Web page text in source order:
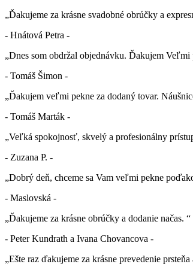
„Ďakujeme za krásne svadobné obrúčky a
- Hnátová Petra -
„Dnes som obdržal objednávku. Ďakujem Veľmi
- Tomáš Šimon -
„Ďakujem veľmi pekne za dodaný tovar.
- Tomáš Marták -
„Veľká spokojnosť, skvelý a profesionálny
- Zuzana P. -
„Dobrý deň, chceme sa Vam veľmi pekne
- Maslovská -
„Ďakujeme za krásne obrúčky a dodanie načas. “
- Peter Kundrath a Ivana Chovancova -
„Ešte raz ďakujeme za krásne prevedenie